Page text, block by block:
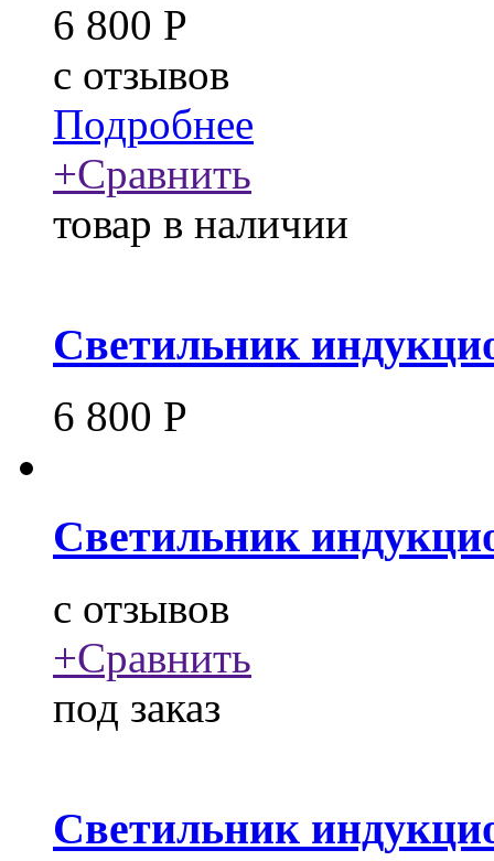
6 800 Р
c отзывов
Подробнее
+Сравнить
товар в наличии
Светильник
6 800 Р
Светильник
c отзывов
+Сравнить
под заказ
Светильник